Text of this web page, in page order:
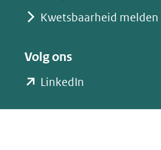
Kwetsbaarheid melden
Volg ons
LinkedIn